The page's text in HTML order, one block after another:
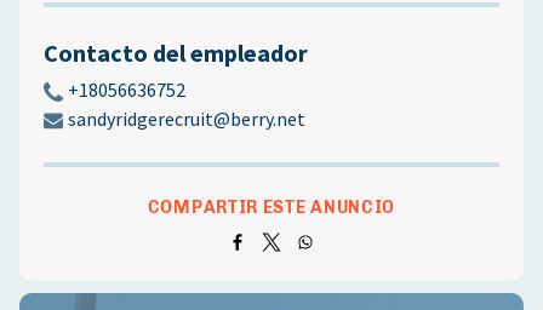
Contacto del empleador
+18056636752
sandyridgerecruit@berry.net
COMPARTIR ESTE ANUNCIO